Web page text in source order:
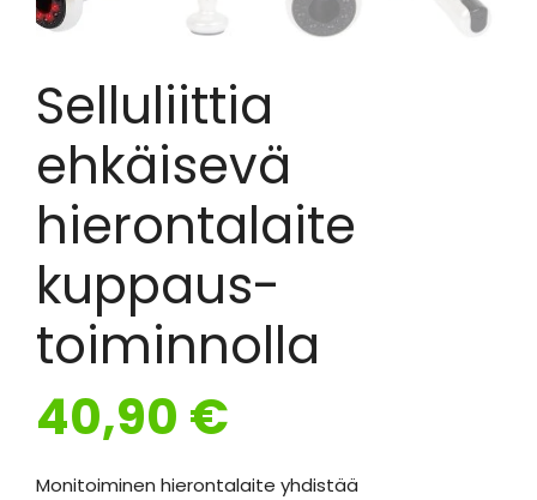
Selluliittia
ehkäisevä
hierontalaite
kuppaus-
toiminnolla
40,90 €
Monitoiminen hierontalaite yhdistää